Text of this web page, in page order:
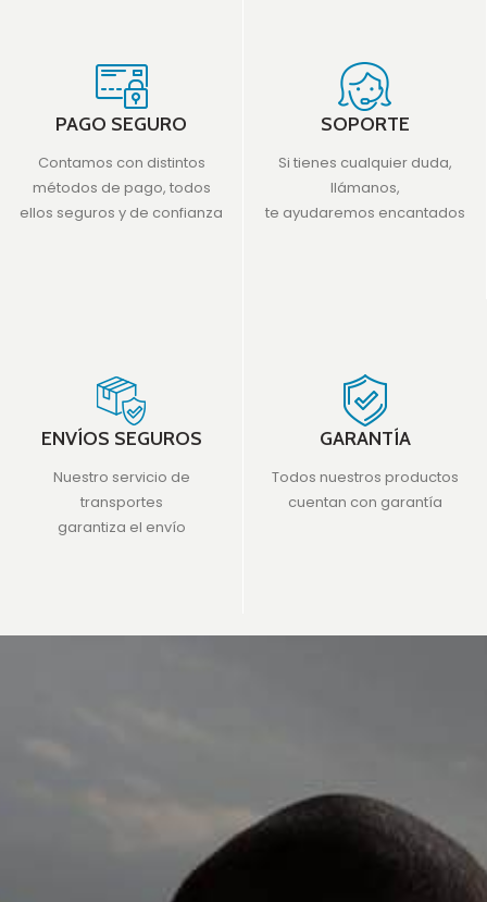
PAGO SEGURO
Contamos con distintos
métodos de pago, todos
ellos seguros y de confianza
SOPORTE
Si tienes cualquier duda,
llámanos,
te ayudaremos encantados
ENVÍOS SEGUROS
Nuestro servicio de
transportes
garantiza el envío
GARANTÍA
Todos nuestros productos
cuentan con garantía